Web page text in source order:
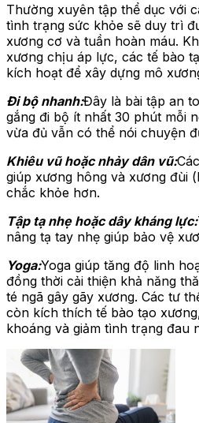
Thường xuyên tập thể dục với
tình trạng sức khỏe sẽ duy trì
xương cơ và tuần hoàn máu.
xương chịu áp lực, các tế bào
kích hoạt để xây dựng mô
Đi bộ nhanh:Đây là bài tập an
gắng đi bộ ít nhất 30 phút mỗi
vừa đủ vẫn có thể nói chuyện
Khiêu vũ hoặc nhảy dân vũ:
giúp xương hông và xương đùi
chắc khỏe hơn.
Tập tạ nhẹ hoặc dây kháng lực:
nâng tạ tay nhẹ giúp bảo vệ
Yoga:Yoga giúp tăng độ linh
đồng thời cải thiện khả năng
té ngã gây gãy xương. Các tư
còn kích thích tế bào tạo
khoáng và giảm tình trạng đau